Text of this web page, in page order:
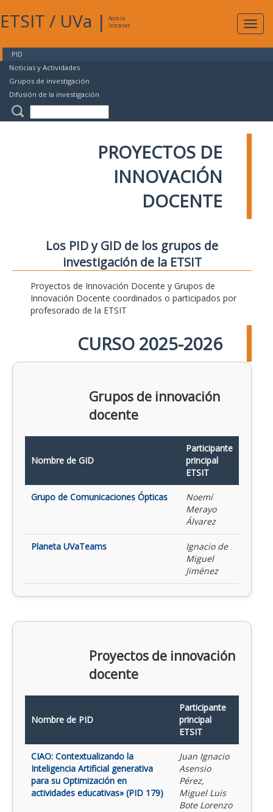
ETSIT / UVa |
Acceso
Intranet
PID
Noticias y Actividades
Grupos de investigación
Difusión de la investigación
PROYECTOS DE
INNOVACIÓN
DOCENTE
Los PID y GID de los grupos de
investigación de la ETSIT
Proyectos de Innovación Docente y Grupos de
Innovación Docente coordinados o participados por
profesorado de la ETSIT
CURSO 2025-2026
Grupos de innovación
docente
Nombre de GID
Participante
principal
ETSIT
Grupo de Comunicaciones Ópticas
Noemí
Merayo
Álvarez
Planeta UVaTeams
Ignacio de
Miguel
Jiménez
Proyectos de innovación
docente
Nombre de PID
Participante
principal
ETSIT
CIAO: Contextualizando la
Inteligencia Artificial generativa
para su Optimización en
actividades educativas» (PID 179)
Juan Ignacio
Asensio
Pérez,
Miguel Luis
Bote Lorenzo